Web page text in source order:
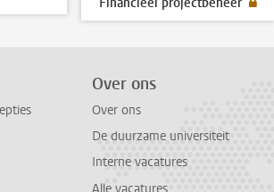
Financieel projectbeheer
Over ons
Over ons
De duurzame universiteit
Interne vacatures